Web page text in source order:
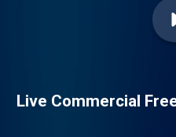
Live Commercial